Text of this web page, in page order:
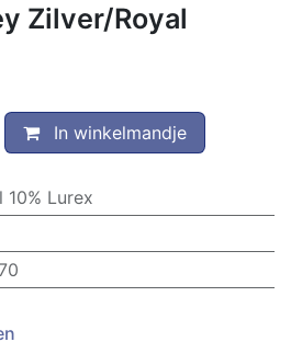
Zilver/Royal
In winkelmandje
10% Lurex